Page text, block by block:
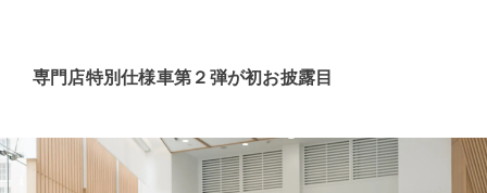
専門店特別仕様車第２弾が初お披露目